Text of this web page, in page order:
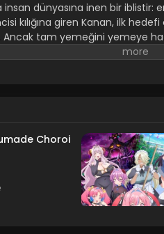
dünyasına inen bir iblistir:
kılığına giren Kanan, ilk
tam yemeğini yemeye
yerine, Kanan Youji ile bir
Choroi